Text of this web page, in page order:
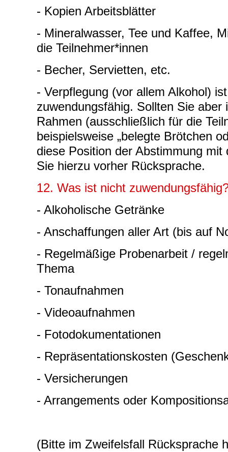
- Kopien Arbeitsblätter
- Mineralwasser, Tee und Kaffee,
die Teilnehmer*innen
- Becher, Servietten, etc.
- Verpflegung (vor allem Alkohol)
zuwendungsfähig. Sollten Sie aber
Rahmen (ausschließlich für die
beispielsweise „belegte Brötchen
diese Position der Abstimmung
Sie hierzu vorher Rücksprache.
12. Was ist nicht
- Alkoholische Getränke
- Anschaffungen aller Art (bis auf
- Regelmäßige Probenarbeit /
Thema
- Tonaufnahmen
- Videoaufnahmen
- Fotodokumentationen
- Repräsentationskosten
- Versicherungen
- Arrangements oder
(Bitte im Zweifelsfall Rücksprache